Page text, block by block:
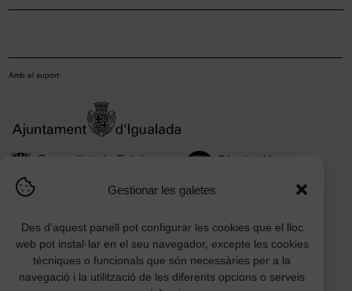
Gestionar les galetes
Des d’aquest panell pot configurar les cookies que el lloc
web pot instal·lar en el seu navegador, excepte les cookies
tècniques o funcionals que són necessàries per a la
navegació i la utilització de les diferents opcions o serveis
Amb el suport: